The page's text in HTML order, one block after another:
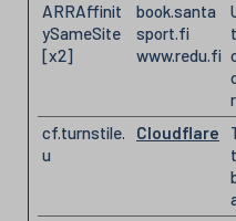
ARRAffinit
ySameSite
[x2]
book.santa
sport.fi
www.redu.fi
cf.turnstile.
u
Cloudflare